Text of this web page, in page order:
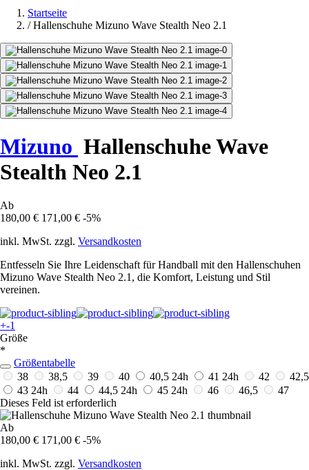
Startseite
/ Hallenschuhe Mizuno Wave Stealth Neo 2.1
Mizuno Hallenschuhe Wave
Stealth Neo 2.1
Ab
180,00 € 171,00 € -5%
inkl. MwSt. zzgl. Versandkosten
Entfesseln Sie Ihre Leidenschaft für Handball mit den Hallenschuhen
Mizuno Wave Stealth Neo 2.1, die Komfort, Leistung und Stil
vereinen.
+-1
Größe
*
Größentabelle
38
38,5 39 40 40,5 24h 41 24h 42
42,5
43 24h 44 44,5 24h 45 24h 46 46,5
47
Dieses Feld ist erforderlich
Ab
180,00 € 171,00 € -5%
inkl. MwSt. zzgl. Versandkosten